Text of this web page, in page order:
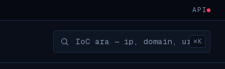
API
⌘K